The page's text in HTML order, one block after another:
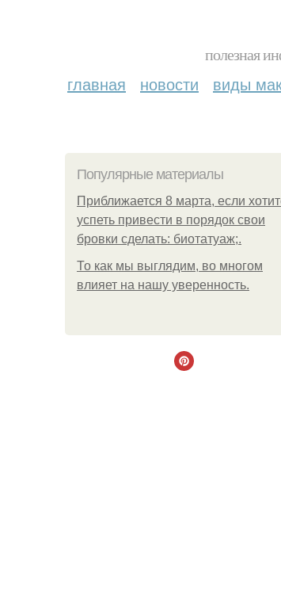
полезная
главная новости виды
Популярные материалы
Приближается 8 марта, если
успеть привести в порядок свои
бровки сделать: биотатуаж;.
То как мы выглядим, во многом
влияет на нашу уверенность.